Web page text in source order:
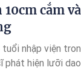
cắm
tuổi nhập viện
phát hiện lưỡi